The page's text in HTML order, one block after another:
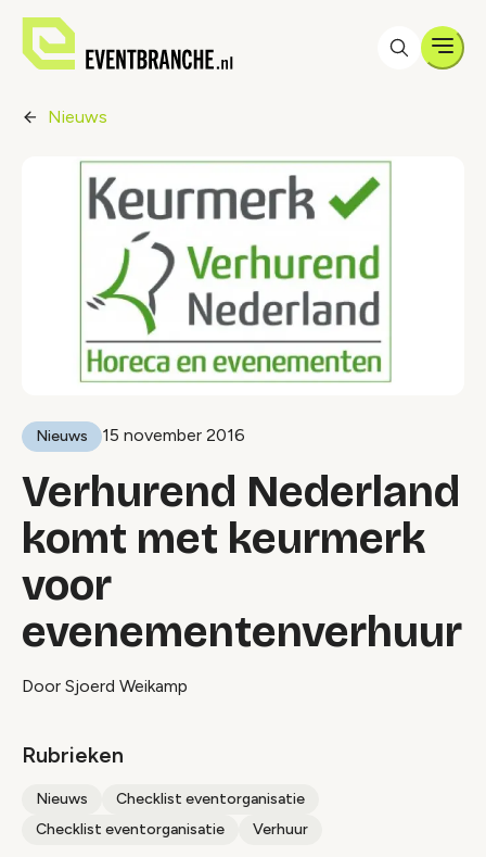
Nieuws
Nieuws 15 november 2016
Verhurend Nederland
komt met keurmerk
voor
evenementenverhuur
Door Sjoerd Weikamp
Rubrieken
Nieuws
Checklist eventorganisatie
Checklist eventorganisatie
Verhuur